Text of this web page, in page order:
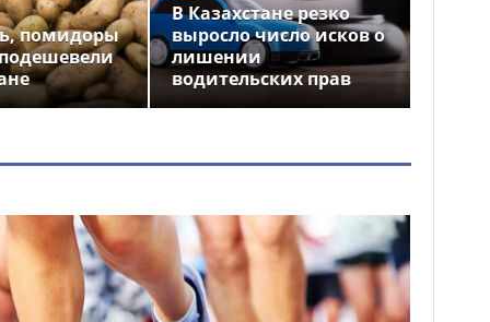
помидоры
В Казахстане резко
выросло число исков о
лишении
водительских прав